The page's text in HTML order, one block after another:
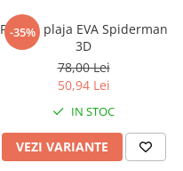
-35%
Papuci plaja EVA Spiderman
3D
78,00 Lei
50,94 Lei
IN STOC
VEZI VARIANTE